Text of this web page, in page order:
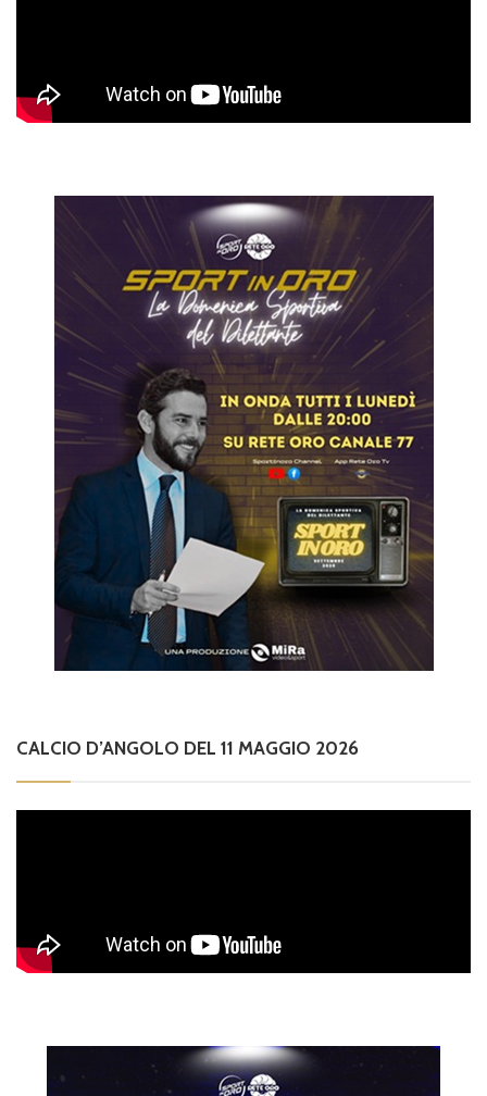
CALCIO D’ANGOLO DEL 11 MAGGIO 2026